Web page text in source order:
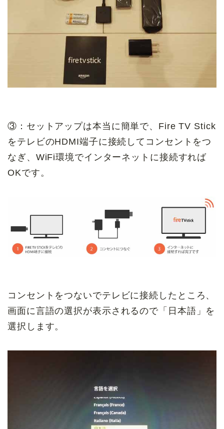
③：セットアップは本当に簡単で、Fire TV Stick
をテレビのHDMI端子に接続してコンセントをつ
なぎ、WiFi環境でインターネットに接続すれば
OKです。
コンセントをつないでテレビに接続したところ、
画面に言語の選択が表示されるので「日本語」を
選択します。